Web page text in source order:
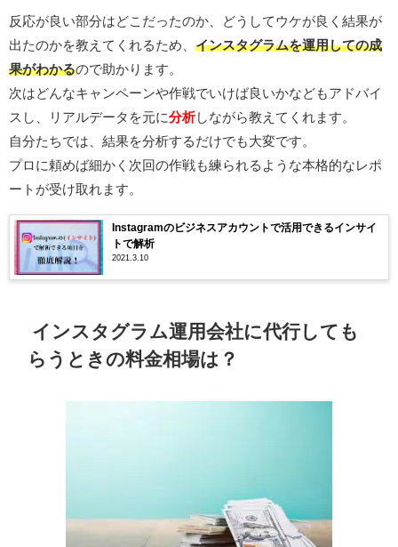
反応が良い部分はどこだったのか、どうしてウケが良く結果が
出たのかを教えてくれるため、 インスタグラムを運用しての成
果がわかるので助かります。
次はどんなキャンペーンや作戦でいけば良いかなどもアドバイ
スし、リアルデータを元に分析しながら教えてくれます。
自分たちでは、結果を分析するだけでも大変です。
プロに頼めば細かく次回の作戦も練られるような本格的なレポ
ートが受け取れます。
Instagramのビジネスアカウントで活用できるインサイ
トで解析
2021.3.10
インスタグラム運用会社に代行しても
らうときの料金相場は？